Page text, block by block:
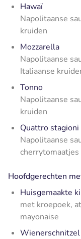
Hawaï
Napolitaanse
kruiden
Mozzarella
Napolitaanse
Italiaanse
Tonno
Napolitaanse
kruiden
Quattro stagioni
Napolitaanse
Hoofdgerechten
Huisgemaakte
met kroepoek,
mayonaise